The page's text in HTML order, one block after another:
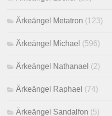
Ärkeängel Metatron (123)
Ärkeängel Michael (596)
Ärkeängel Nathanael (2)
Ärkeängel Raphael (74)
Ärkeängel Sandalfon (5)